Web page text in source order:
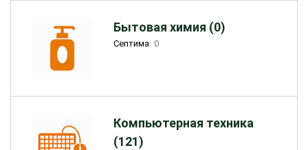
Бытовая химия (0)
Септима 0
Компьютерная техника
(121)